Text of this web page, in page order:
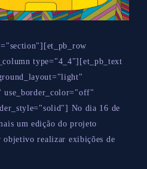
type="4_4"][et_pb_text
No dia 16 de
um edição do projeto
objetivo realizar exibições de